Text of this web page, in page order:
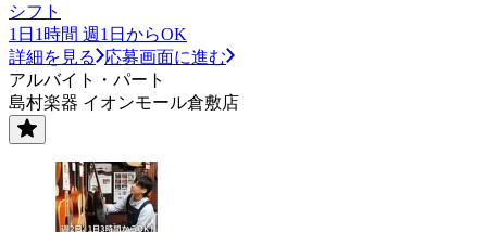
シフト
1日1時間 週1日からOK
詳細を見る
応募画面に進む
アルバイト・パート
島村楽器 イオンモール倉敷店